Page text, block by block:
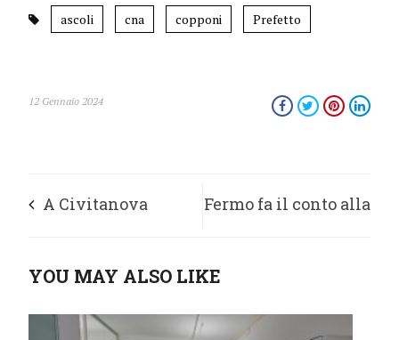
ascoli cna copponi Prefetto
12 Gennaio 2024
A Civitanova Fermo fa il conto alla
YOU MAY ALSO LIKE